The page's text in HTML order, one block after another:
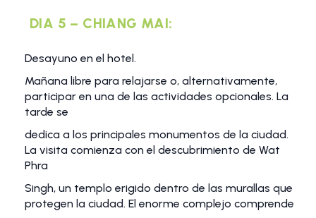
DIA 5 – CHIANG MAI:
Desayuno en el hotel.
Mañana libre para relajarse o, alternativamente,
participar en una de las actividades opcionales. La
tarde se
dedica a los principales monumentos de la ciudad.
La visita comienza con el descubrimiento de Wat
Phra
Singh, un templo erigido dentro de las murallas que
protegen la ciudad. El enorme complejo comprende